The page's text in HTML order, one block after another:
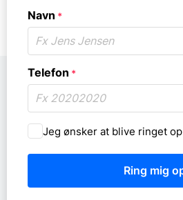
Navn *
Telefon *
Må
vi
ringe
Jeg ønsker at blive ringet op